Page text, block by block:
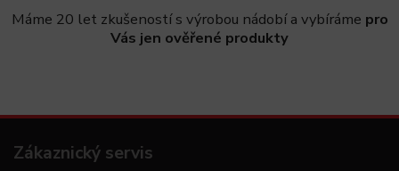
Máme 20 let zkušeností s výrobou nádobí a vybíráme pro
Vás jen ověřené produkty
Zákaznický servis